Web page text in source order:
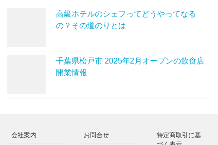
高級ホテルのシェフってどうやってなる
の？その道のりとは
千葉県松戸市 2025年2月オープンの飲食店
開業情報
会社案内 お問合せ
特定商取引に基